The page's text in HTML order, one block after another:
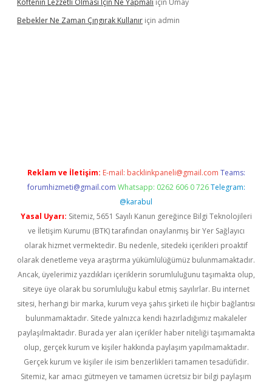
Köftenin Lezzetli Olması Için Ne Yapmalı için Umay
Bebekler Ne Zaman Çıngırak Kullanır için admin
Reklam ve İletişim: E-mail: backlinkpaneli@gmail.com Teams:
forumhizmeti@gmail.com Whatsapp: 0262 606 0 726 Telegram:
@karabul
Yasal Uyarı: Sitemiz, 5651 Sayılı Kanun gereğince Bilgi Teknolojileri
ve İletişim Kurumu (BTK) tarafından onaylanmış bir Yer Sağlayıcı
olarak hizmet vermektedir. Bu nedenle, sitedeki içerikleri proaktif
olarak denetleme veya araştırma yükümlülüğümüz bulunmamaktadır.
Ancak, üyelerimiz yazdıkları içeriklerin sorumluluğunu taşımakta olup,
siteye üye olarak bu sorumluluğu kabul etmiş sayılırlar. Bu internet
sitesi, herhangi bir marka, kurum veya şahıs şirketi ile hiçbir bağlantısı
bulunmamaktadır. Sitede yalnızca kendi hazırladığımız makaleler
paylaşılmaktadır. Burada yer alan içerikler haber niteliği taşımamakta
olup, gerçek kurum ve kişiler hakkında paylaşım yapılmamaktadır.
Gerçek kurum ve kişiler ile isim benzerlikleri tamamen tesadüfidir.
Sitemiz, kar amacı gütmeyen ve tamamen ücretsiz bir bilgi paylaşım